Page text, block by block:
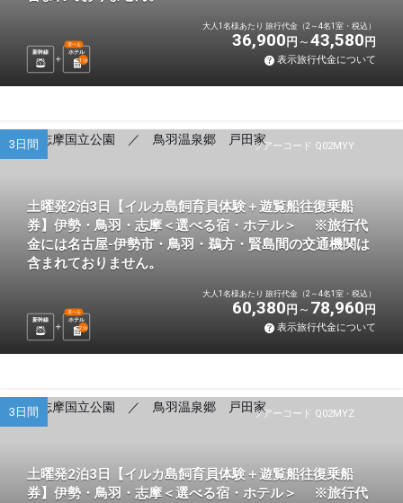
新幹線 ホテル
選べる
1 泊
大人1名様あたり 旅行代金（2～4名1室・税込）
36,900 円 43,580 円
表示旅行代金について
ツアーコード Q02MYY
3日間
土曜発2泊3日【イルカ島飼育員体験＋遊覧船往復乗船
券】伊勢・鳥羽・志摩＜選べる宿・ホテル＞ ※旅行代
金には名古屋-伊勢市・鳥羽・鵜方・賢島間の交通機関は
含まれておりません。
新幹線 ホテル
選べる
2泊
大人1名様あたり 旅行代金（2～4名1室・税込）
60,380 円 78,960 円
表示旅行代金について
ツアーコード Q02MYZ
3日間
土曜発2泊3日【イルカ島飼育員体験＋遊覧船往復乗船
券】伊勢・鳥羽・志摩＜選べる宿・ホテル＞ ※旅行代